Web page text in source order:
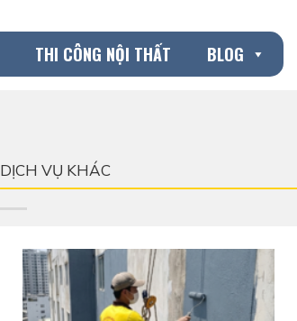
THI CÔNG NỘI THẤT BLOG
DỊCH VỤ KHÁC